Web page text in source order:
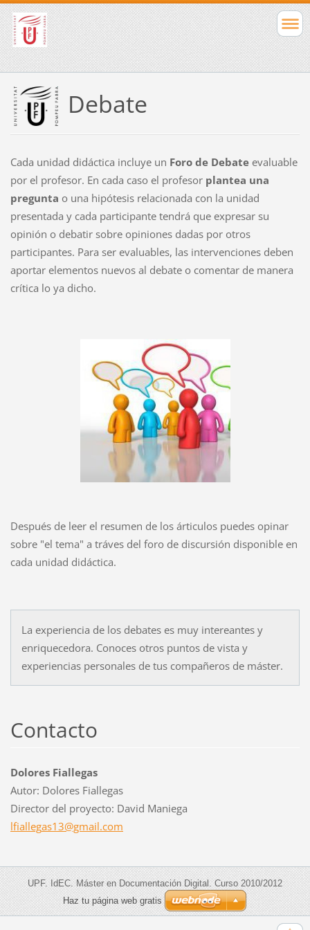
Debate
Cada unidad didáctica incluye un Foro de Debate evaluable
por el profesor. En cada caso el profesor plantea una
pregunta o una hipótesis relacionada con la unidad
presentada y cada participante tendrá que expresar su
opinión o debatir sobre opiniones dadas por otros
participantes. Para ser evaluables, las intervenciones deben
aportar elementos nuevos al debate o comentar de manera
crítica lo ya dicho.
Después de leer el resumen de los árticulos puedes opinar
sobre "el tema" a tráves del foro de discursión disponible en
cada unidad didáctica.
La experiencia de los debates es muy intereantes y
enriquecedora. Conoces otros puntos de vista y
experiencias personales de tus compañeros de máster.
Contacto
Dolores Fiallegas
Autor: Dolores Fiallegas
Director del proyecto: David Maniega
lfiallegas13@gmail.com
UPF. IdEC. Máster en Documentación Digital. Curso 2010/2012
Haz tu página web gratis